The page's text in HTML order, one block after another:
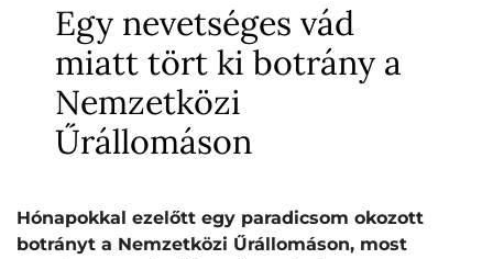
Egy nevetséges vád
miatt tört ki botrány a
Nemzetközi
Űrállomáson
Hónapokkal ezelőtt egy paradicsom okozott
botrányt a Nemzetközi Űrállomáson, most